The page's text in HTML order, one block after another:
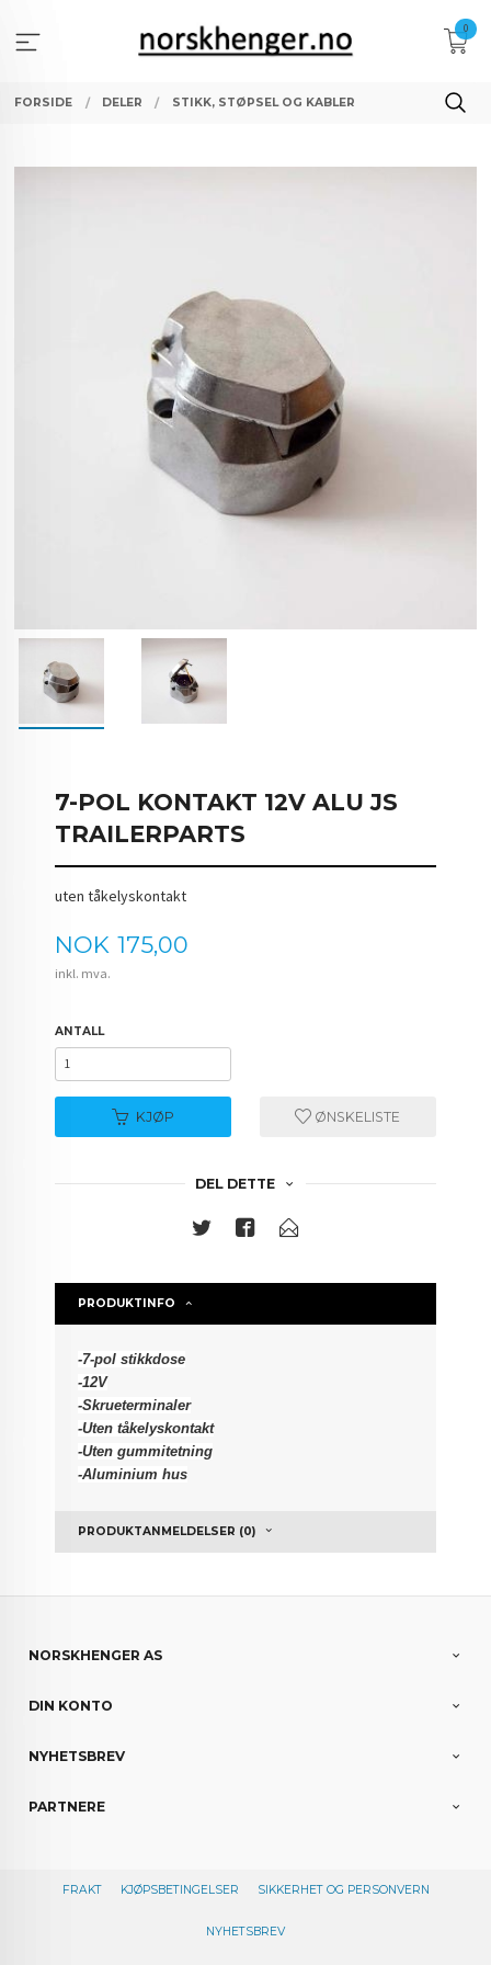
innholdet
0
FORSIDE DELER STIKK, STØPSEL OG KABLER
7-POL KONTAKT 12V ALU JS
TRAILERPARTS
uten tåkelyskontakt
Pris
NOK 175,00
inkl. mva.
ANTALL
KJØP ØNSKELISTE
DEL DETTE
PRODUKTINFO
-7-pol stikkdose
-12V
-Skrueterminaler
-Uten tåkelyskontakt
-Uten gummitetning
-Aluminium hus
PRODUKTANMELDELSER (0)
NORSKHENGER AS
DIN KONTO
NYHETSBREV
PARTNERE
FRAKT KJØPSBETINGELSER SIKKERHET OG PERSONVERN
NYHETSBREV